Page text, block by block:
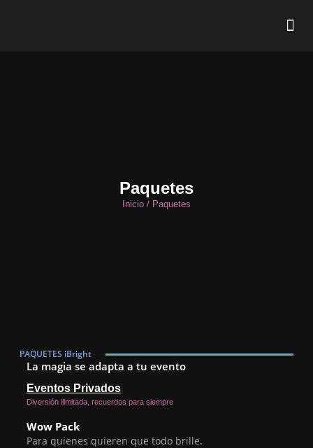
Paquetes
Inicio / Paquetes
PAQUETES iBright
La magia se adapta a tu evento
Eventos Privados
Diversión ilimitada, recuerdos para siempre
Wow Pack
Para quienes quieren que todo brille.